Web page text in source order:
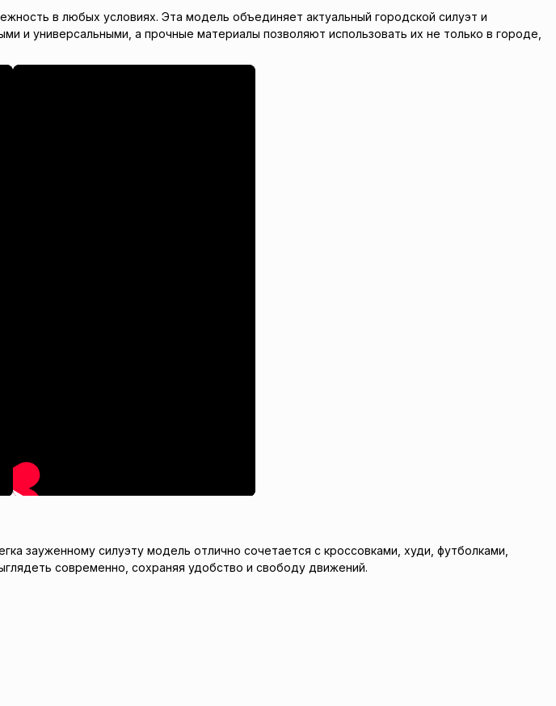
в любых условиях. Эта модель объединяет актуальный городской силуэт и
и универсальными, а прочные материалы позволяют использовать их не только в городе,
зауженному силуэту модель отлично сочетается с кроссовками, худи, футболками,
современно, сохраняя удобство и свободу движений.